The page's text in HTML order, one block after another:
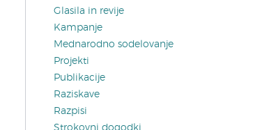
Glasila in revije
Kampanje
Mednarodno sodelovanje
Projekti
Publikacije
Raziskave
Razpisi
Strokovni dogodki